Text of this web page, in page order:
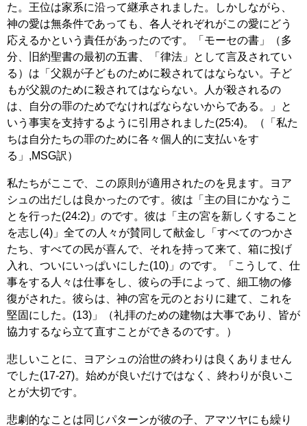
た。王位は家系に沿って継承されました。しかしながら、
神の愛は無条件であっても、各人それぞれがこの愛にどう
応えるかという責任があったのです。「モーセの書」（多
分、旧約聖書の最初の五書、「律法」として言及されてい
る）は「父親が子どものために殺されてはならない。子ど
もが父親のために殺されてはならない。人が殺されるの
は、自分の罪のためでなければならないからである。」と
いう事実を支持するように引用されました(25:4)。（「私た
ちは自分たちの罪のために各々個人的に支払いをす
る」,MSG訳）
私たちがここで、この原則が適用されたのを見ます。ヨア
シュの出だしは良かったのです。彼は「主の目にかなうこ
とを行った(24:2)」のです。彼は「主の宮を新しくすること
を志し(4)」全ての人々が賛同して献金し「すべてのつかさ
たち、すべての民が喜んで、それを持って来て、箱に投げ
入れ、ついにいっぱいにした(10)」のです。「こうして、仕
事をする人々は仕事をし、彼らの手によって、細工物の修
復がされた。彼らは、神の宮を元のとおりに建て、これを
堅固にした。(13)」（礼拝のための建物は大事であり、皆が
協力するなら立て直すことができるのです。）
悲しいことに、ヨアシュの治世の終わりは良くありません
でした(17-27)。始めが良いだけではなく、終わりが良いこ
とが大切です。
悲劇的なことは同じパターンが彼の子、アマツヤにも繰り